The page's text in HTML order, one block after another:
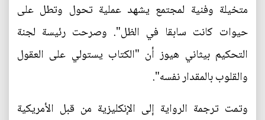
متخيلة وفنية لمجتمع يشهد عملية تحول وتطل على
حيوات كانت سابقا في الظل". وصرحت رئيسة لجنة
التحكيم بيثاني هيوز أن "الكتاب يستولي على العقول
والقلوب بالمقدار نفسه".
وتمت ترجمة الرواية إلى الإنكليزية من قبل الأمريكية